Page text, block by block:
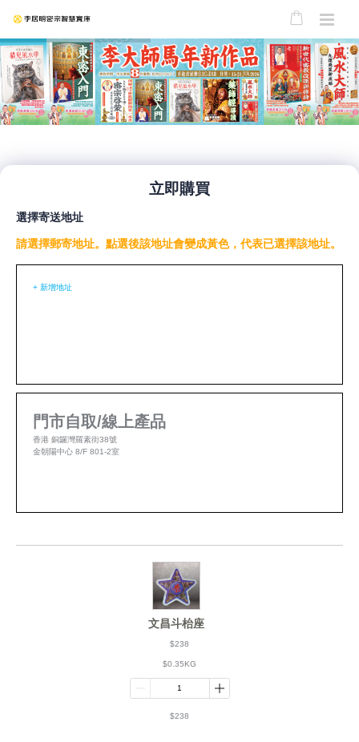
立即購買
選擇寄送地址
請選擇郵寄地址。點選後該地址會變成黃色，代表已選擇該地址。
+ 新增地址
門市自取/線上產品
香港 銅鑼灣羅素街38號
金朝陽中心 8/F 801-2室
文昌斗枱座
$238
$0.35KG
$238